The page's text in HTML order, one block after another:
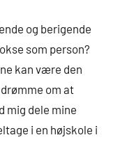
og berigende
som person?
kan være den
om at
mig dele mine
i en højskole i